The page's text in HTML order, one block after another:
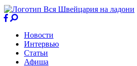
Новости
Интервью
Статьи
Афиша